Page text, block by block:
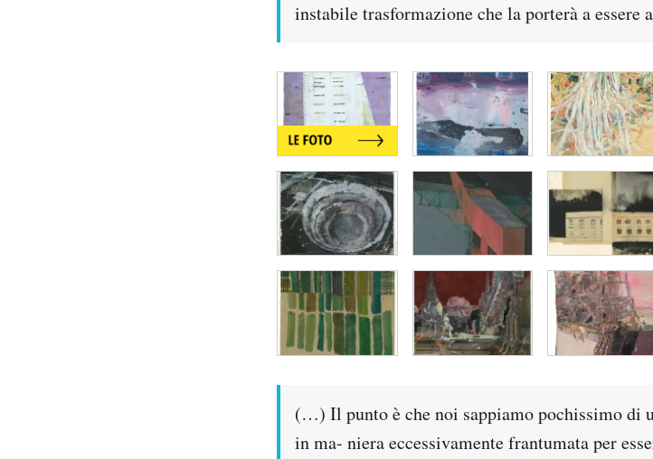
instabile trasformazione che la porterà a essere
(…) Il punto è che noi sappiamo pochissimo di
in ma- niera eccessivamente frantumata per